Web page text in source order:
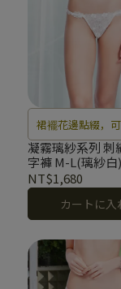
裙襬花邊點綴，
凝霧璃紗系列 刺
字褲 M-L(璃紗白)
NT$1,680
カートに入